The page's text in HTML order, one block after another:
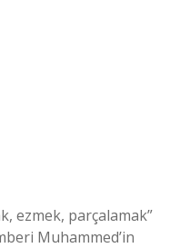
ezmek, parçalamak”
Muhammed’in